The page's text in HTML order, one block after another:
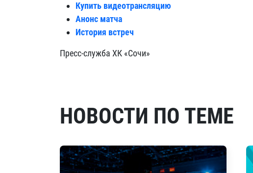
Купить видеотрансляцию
Анонс матча
История встреч
Пресс-служба ХК «Сочи»
НОВОСТИ ПО ТЕМЕ